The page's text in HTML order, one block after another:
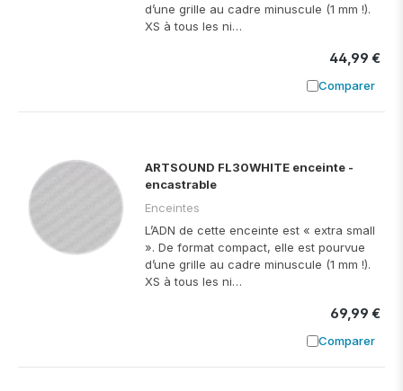
d’une grille au cadre minuscule (1 mm !).
XS à tous les ni…
44,99 €
Comparer
Ajouter à
ARTSOUND FL30WHITE enceinte -
encastrable
Enceintes
L’ADN de cette enceinte est « extra small
». De format compact, elle est pourvue
d’une grille au cadre minuscule (1 mm !).
XS à tous les ni…
69,99 €
Comparer
Ajouter à